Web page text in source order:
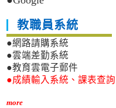
教職員系統
●網路請購系統
●雲端差勤系統
●教育雲電子郵件
●成績輸入系統、課表查詢
more